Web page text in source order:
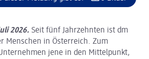
2026. Seit fünf Jahrzehnten ist dm
Menschen in Österreich. Zum
jene in den Mittelpunkt,